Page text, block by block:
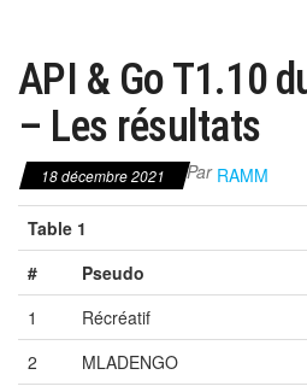
API & Go T1.10
– Les résultats
18 décembre 2021 Par RAMM
Table 1
#
Pseudo
1
Récréatif
2
MLADENGO